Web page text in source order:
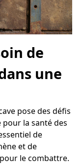
de
une
pose des défis
la santé des
de
et de
le combattre.